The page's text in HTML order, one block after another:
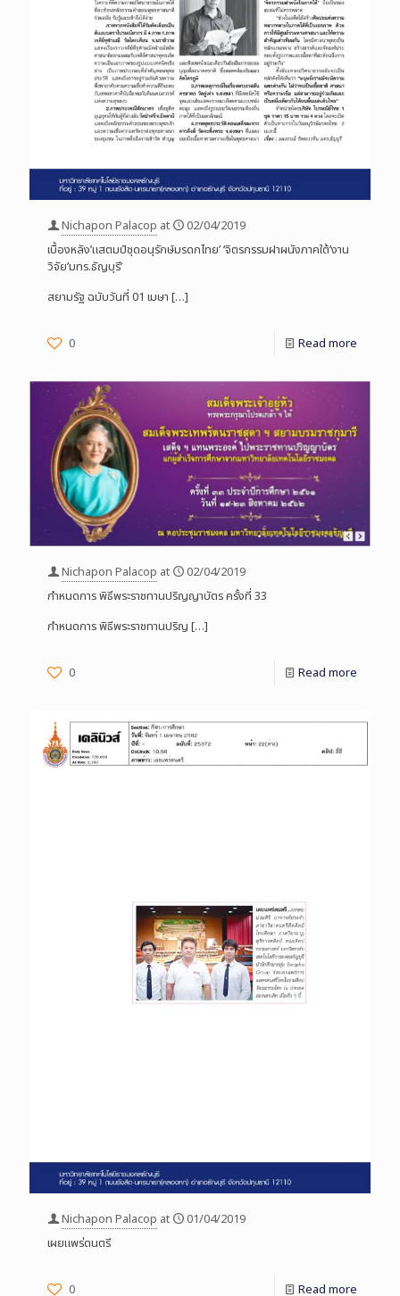
Nichapon Palacop at
02/04/2019
เบื้องหลัง’แสตมป์ชุดอนุรักษ์มรดกไทย’ ‘จิตรกรรมฝาผนังภาคใต้’งาน
วิจัย’มทร.ธัญบุรี’
สยามรัฐ ฉบับวันที่ 01 เมษา […]
0 Read more
Nichapon Palacop at
02/04/2019
กำหนดการ พิธีพระราชทานปริญญาบัตร ครั้งที่ 33
กำหนดการ พิธีพระราชทานปริญ […]
0 Read more
Nichapon Palacop at
01/04/2019
เผยแพร่ดนตรี
0 Read more